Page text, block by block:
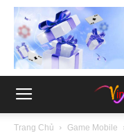
Trang Chủ Game Mobile